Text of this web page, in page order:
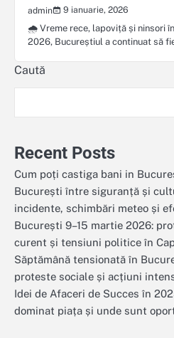
admin
9 ianuarie, 2026
🌧️ Vreme rece, lapoviță și ninsori
2026, Bucureștiul a continuat să
Caută
Recent Posts
Cum poți castiga bani in
București între siguranță și
incidente, schimbări meteo și
București 9–15 martie 2026:
curent și tensiuni politice în
Săptămână tensionată în
proteste sociale și acțiuni
Idei de Afaceri de Succes în
dominat piața și unde sunt